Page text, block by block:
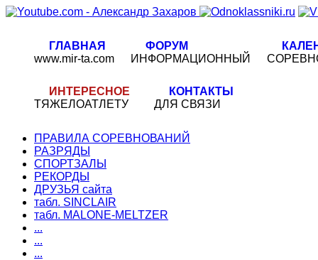
ГЛАВНАЯ
www.mir-ta.com
ФОРУМ
ИНФОРМАЦИОННЫЙ
ИНТЕРЕСНОЕ
ТЯЖЕЛОАТЛЕТУ
КОНТАКТЫ
ДЛЯ СВЯЗИ
ПРАВИЛА СОРЕВНОВАНИЙ
РАЗРЯДЫ
СПОРТЗАЛЫ
РЕКОРДЫ
ДРУЗЬЯ сайта
табл. SINCLAIR
табл. MALONE-MELTZER
...
...
...